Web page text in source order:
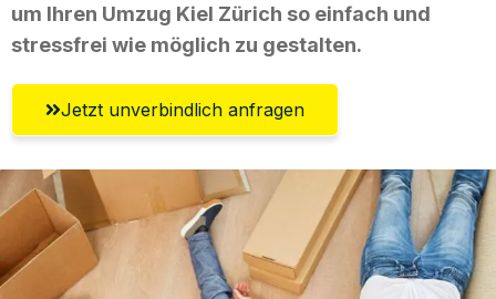
um Ihren Umzug Kiel Zürich so einfach und
stressfrei wie möglich zu gestalten.
Jetzt unverbindlich anfragen